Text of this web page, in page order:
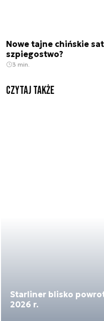
Nowe tajne chińskie
szpiegostwo?
3 min.
Czytaj także
Starliner blisko
2026 r.